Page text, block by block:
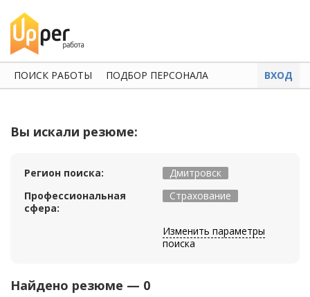
ПОИСК РАБОТЫ ПОДБОР ПЕРСОНАЛА ВХОД
Вы искали резюме:
Регион поиска:
Дмитровск
Профессиональная
сфера:
Страхование
Изменить параметры
поиска
Найдено резюме — 0